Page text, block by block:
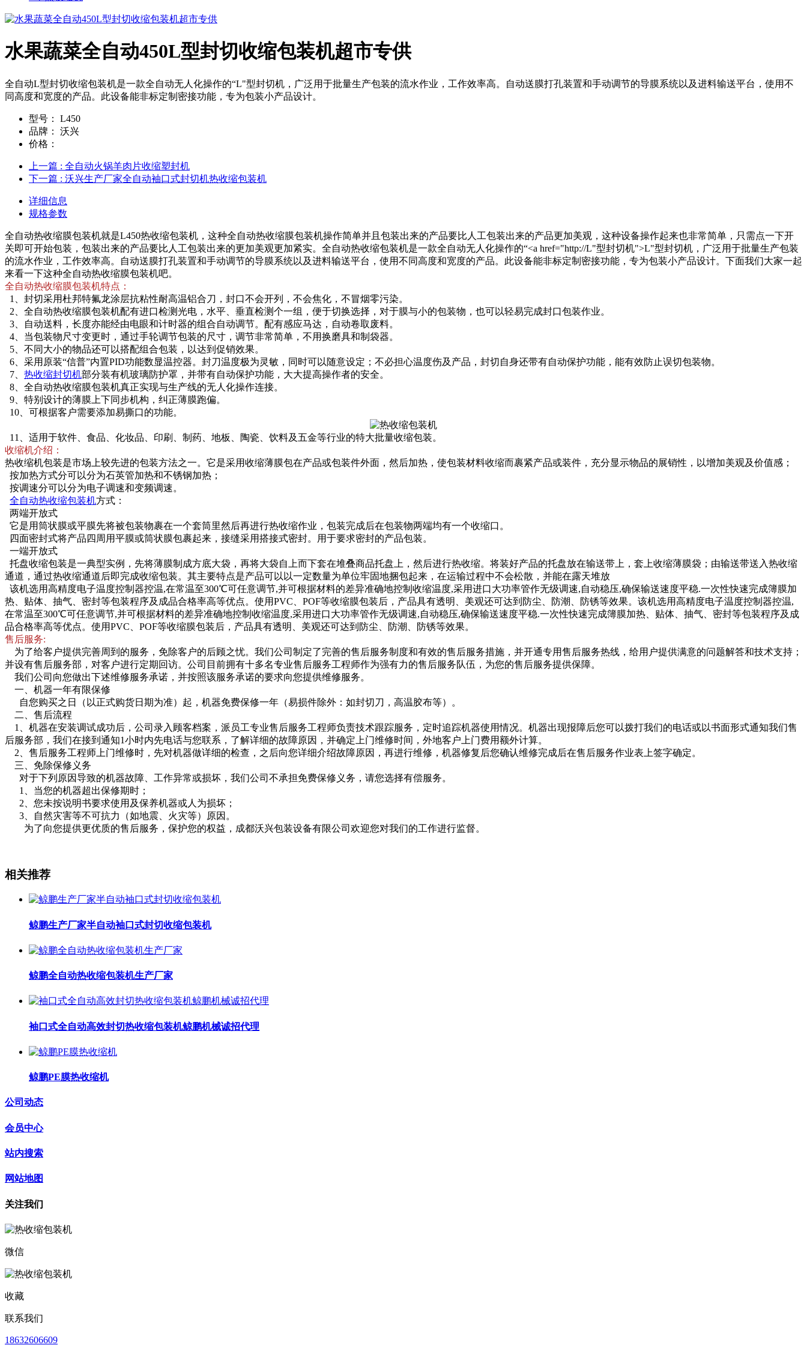
水果蔬菜全自动450L型封切收缩包装机超市专供
全自动L型封切收缩包装机是一款全自动无人化操作的“L"型封切机，广泛用于批量生产包装的流水作业，工作效率高。自动送膜打孔装置和手动调节的导膜系统以及进料输送平台，使用不
同高度和宽度的产品。此设备能非标定制密接功能，专为包装小产品设计。
型号：
L450
品牌：
沃兴
价格：
上一篇 : 全自动火锅羊肉片收缩塑封机
下一篇 : 沃兴生产厂家全自动袖口式封切机热收缩包装机
详细信息
规格参数
全自动热收缩膜包装机就是L450热收缩包装机，这种全自动热收缩膜包装机操作简单并且包装出来的产品要比人工包装出来的产品更加美观，这种设备操作起来也非常简单，只需点一下开
关即可开始包装，包装出来的产品要比人工包装出来的更加美观更加紧实。全自动热收缩包装机是一款全自动无人化操作的“<a href="http://L"型封切机">L"型封切机，广泛用于批量生产包装
的流水作业，工作效率高。自动送膜打孔装置和手动调节的导膜系统以及进料输送平台，使用不同高度和宽度的产品。此设备能非标定制密接功能，专为包装小产品设计。下面我们大家一起
来看一下这种全自动热收缩膜包装机吧。
全自动热收缩膜包装机特点：
1、封切采用杜邦特氟龙涂层抗粘性耐高温铝合刀，封口不会开列，不会焦化，不冒烟零污染。
2、全自动热收缩膜包装机配有进口检测光电，水平、垂直检测个一组，便于切换选择，对于膜与小的包装物，也可以轻易完成封口包装作业。
3、自动送料，长度亦能经由电眼和计时器的组合自动调节。配有感应马达，自动卷取废料。
4、当包装物尺寸变更时，通过手轮调节包装的尺寸，调节非常简单，不用换磨具和制袋器。
5、不同大小的物品还可以搭配组合包装，以达到促销效果。
6、采用原装“信普”内置PID功能数显温控器。封刀温度极为灵敏，同时可以随意设定；不必担心温度伤及产品，封切自身还带有自动保护功能，能有效防止误切包装物。
7、 热收缩封切机部分装有机玻璃防护罩，并带有自动保护功能，大大提高操作者的安全。
8、全自动热收缩膜包装机真正实现与生产线的无人化操作连接。
9、特别设计的薄膜上下同步机构，纠正薄膜跑偏。
10、可根据客户需要添加易撕口的功能。
11、适用于软件、食品、化妆品、印刷、制药、地板、陶瓷、饮料及五金等行业的特大批量收缩包装。
收缩机介绍：
热收缩机包装是市场上较先进的包装方法之一。它是采用收缩薄膜包在产品或包装件外面，然后加热，使包装材料收缩而裹紧产品或装件，充分显示物品的展销性，以增加美观及价值感；
按加热方式分可以分为石英管加热和不锈钢加热；
按调速分可以分为电子调速和变频调速。
全自动热收缩包装机方式：
两端开放式
它是用筒状膜或平膜先将被包装物裹在一个套筒里然后再进行热收缩作业，包装完成后在包装物两端均有一个收缩口。
四面密封式将产品四周用平膜或筒状膜包裹起来，接缝采用搭接式密封。用于要求密封的产品包装。
一端开放式
托盘收缩包装是一典型实例，先将薄膜制成方底大袋，再将大袋自上而下套在堆叠商品托盘上，然后进行热收缩。将装好产品的托盘放在输送带上，套上收缩薄膜袋；由输送带送入热收缩
通道，通过热收缩通道后即完成收缩包装。其主要特点是产品可以以一定数量为单位牢固地捆包起来，在运输过程中不会松散，并能在露天堆放
该机选用高精度电子温度控制器控温,在常温至300℃可任意调节,并可根据材料的差异准确地控制收缩温度,采用进口大功率管作无级调速,自动稳压,确保输送速度平稳.一次性快速完成簿膜加
热、贴体、抽气、密封等包装程序及成品合格率高等优点。使用PVC、POF等收缩膜包装后，产品具有透明、美观还可达到防尘、防潮、防锈等效果。该机选用高精度电子温度控制器控温,
在常温至300℃可任意调节,并可根据材料的差异准确地控制收缩温度,采用进口大功率管作无级调速,自动稳压,确保输送速度平稳.一次性快速完成簿膜加热、贴体、抽气、密封等包装程序及成
品合格率高等优点。使用PVC、POF等收缩膜包装后，产品具有透明、美观还可达到防尘、防潮、防锈等效果。
售后服务:
为了给客户提供完善周到的服务，免除客户的后顾之忧。我们公司制定了完善的售后服务制度和有效的售后服务措施，并开通专用售后服务热线，给用户提供满意的问题解答和技术支持；
并设有售后服务部，对客户进行定期回访。公司目前拥有十多名专业售后服务工程师作为强有力的售后服务队伍，为您的售后服务提供保障。
我们公司向您做出下述维修服务承诺，并按照该服务承诺的要求向您提供维修服务。
一、机器一年有限保修
自您购买之日（以正式购货日期为准）起，机器免费保修一年（易损件除外：如封切刀，高温胶布等）。
二、售后流程
1、机器在安装调试成功后，公司录入顾客档案，派员工专业售后服务工程师负责技术跟踪服务，定时追踪机器使用情况。机器出现报障后您可以拨打我们的电话或以书面形式通知我们售
后服务部，我们在接到通知1小时内先电话与您联系，了解详细的故障原因，并确定上门维修时间，外地客户上门费用额外计算。
2、售后服务工程师上门维修时，先对机器做详细的检查，之后向您详细介绍故障原因，再进行维修，机器修复后您确认维修完成后在售后服务作业表上签字确定。
三、免除保修义务
对于下列原因导致的机器故障、工作异常或损坏，我们公司不承担免费保修义务，请您选择有偿服务。
1、当您的机器超出保修期时；
2、您未按说明书要求使用及保养机器或人为损坏；
3、自然灾害等不可抗力（如地震、火灾等）原因。
为了向您提供更优质的售后服务，保护您的权益，成都沃兴包装设备有限公司欢迎您对我们的工作进行监督。
相关推荐
鲸鹏生产厂家半自动袖口式封切收缩包装机
鲸鹏全自动热收缩包装机生产厂家
袖口式全自动高效封切热收缩包装机鲸鹏机械诚招代理
鲸鹏PE膜热收缩机
公司动态
会员中心
站内搜索
网站地图
关注我们
微信
收藏
联系我们
18632606609